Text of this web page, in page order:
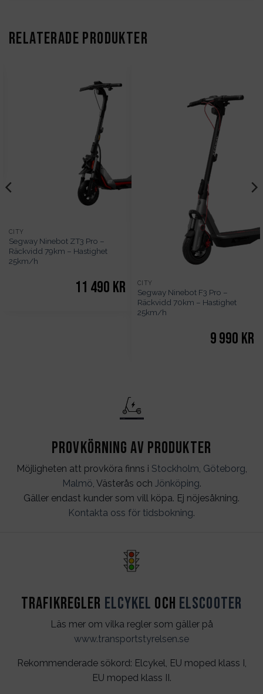
RELATERADE PRODUKTER
CITY
Segway Ninebot ZT3 Pro –
Räckvidd 79km – Hastighet
25km/h
11 490 kr CITY
Segway Ninebot F3 Pro –
Räckvidd 70km – Hastighet
25km/h
9 990 kr
Provkörning av produkter
Möjligheten att provköra finns i Stockholm, Göteborg,
Malmö, Västerås och Jönköping.
Gäller endast kunder som vill köpa. Ej nöjesåkning.
Kontakta oss för tidsbokning.
Trafikregler Elcykel och Elscooter
Läs mer om vilka regler som gäller på
www.transportstyrelsen.se
Rekommenderade sökord: Elcykel, EU moped klass I,
EU moped klass II.